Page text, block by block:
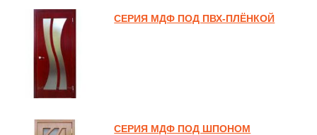
СЕРИЯ МДФ ПОД ПВХ-ПЛЁНКОЙ
СЕРИЯ МДФ ПОД ШПОНОМ